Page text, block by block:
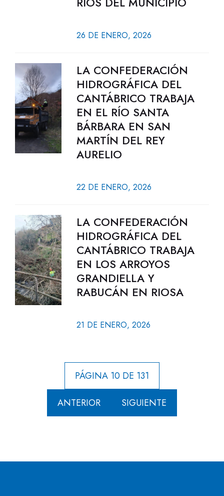
26 DE ENERO, 2026
LA CONFEDERACIÓN
HIDROGRÁFICA DEL
CANTÁBRICO TRABAJA
EN EL RÍO SANTA
BÁRBARA EN SAN
MARTÍN DEL REY
AURELIO
22 DE ENERO, 2026
LA CONFEDERACIÓN
HIDROGRÁFICA DEL
CANTÁBRICO TRABAJA
EN LOS ARROYOS
GRANDIELLA Y
RABUCÁN EN RIOSA
21 DE ENERO, 2026
PÁGINA 10 DE 131
ANTERIOR SIGUIENTE